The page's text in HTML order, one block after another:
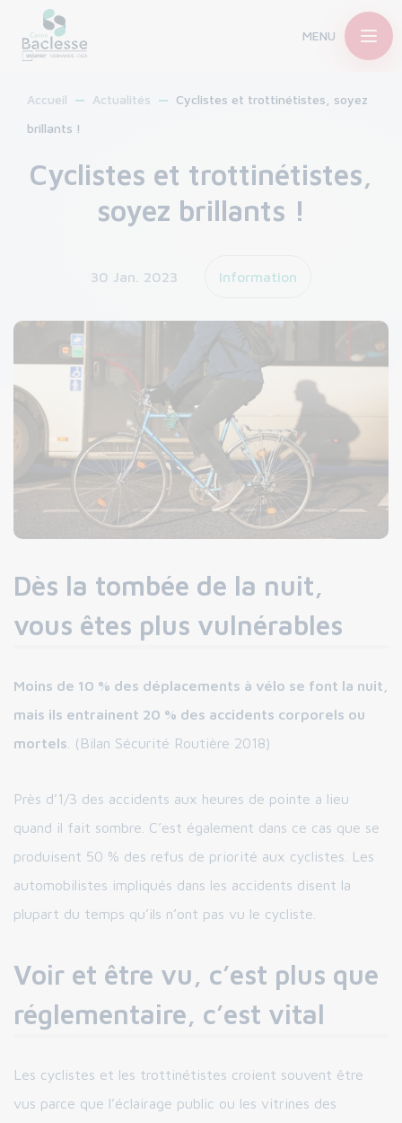
MENU
Accueil Actualités
Cyclistes et trottinétistes, soyez
brillants !
Cyclistes et trottinétistes,
soyez brillants !
30 Jan. 2023 Information
Dès la tombée de la nuit,
vous êtes plus vulnérables
Moins de 10 % des déplacements à vélo se font la nuit,
mais ils entrainent 20 % des accidents corporels ou
mortels . (Bilan Sécurité Routière 2018)
Près d’1/3 des accidents aux heures de pointe a lieu
quand il fait sombre. C’est également dans ce cas que se
produisent 50 % des refus de priorité aux cyclistes. Les
automobilistes impliqués dans les accidents disent la
plupart du temps qu’ils n’ont pas vu le cycliste.
Voir et être vu, c’est plus que
réglementaire, c’est vital
Les cyclistes et les trottinétistes croient souvent être
vus parce que l’éclairage public ou les vitrines des